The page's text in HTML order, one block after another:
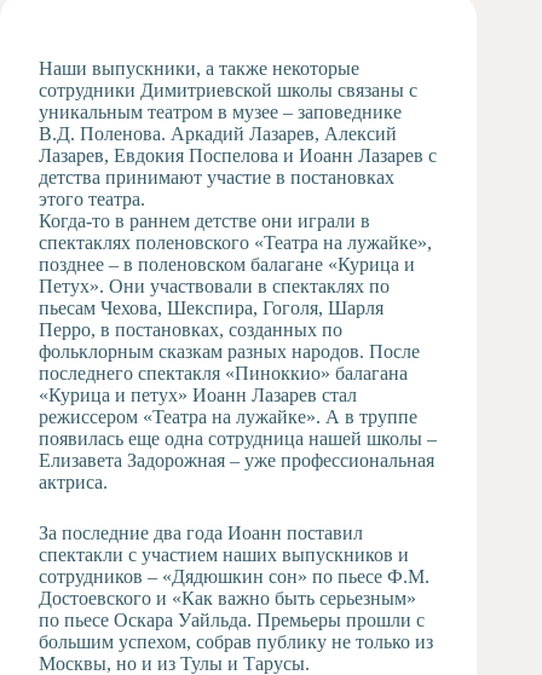
Музыкальное
отделение
Психологическая
Служба
Тьюторская
служба
Наши выпускники, а также некоторые
сотрудники Димитриевской школы связаны с
уникальным театром в музее – заповеднике
В.Д. Поленова. Аркадий Лазарев, Алексий
Лазарев, Евдокия Поспелова и Иоанн Лазарев с
детства принимают участие в постановках
этого театра.
Когда-то в раннем детстве они играли в
спектаклях поленовского «Театра на лужайке»,
позднее – в поленовском балагане «Курица и
Петух». Они участвовали в спектаклях по
пьесам Чехова, Шекспира, Гоголя, Шарля
Перро, в постановках, созданных по
фольклорным сказкам разных народов. После
последнего спектакля «Пиноккио» балагана
«Курица и петух» Иоанн Лазарев стал
режиссером «Театра на лужайке». А в труппе
появилась еще одна сотрудница нашей школы –
Елизавета Задорожная – уже профессиональная
актриса.
За последние два года Иоанн поставил
спектакли с участием наших выпускников и
сотрудников – «Дядюшкин сон» по пьесе Ф.М.
Достоевского и «Как важно быть серьезным»
по пьесе Оскара Уайльда. Премьеры прошли с
большим успехом, собрав публику не только из
Москвы, но и из Тулы и Тарусы.